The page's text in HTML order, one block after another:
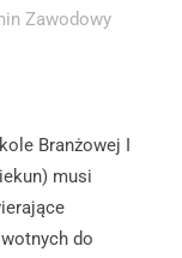
Zawodowy
Branżowej I
musi
do